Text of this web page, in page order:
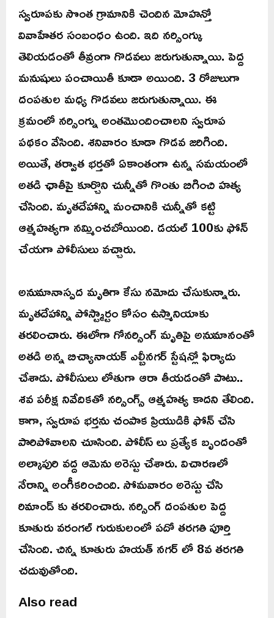
స్వరూపకు సొంత గ్రామానికి చెందిన మోహన్తో
వివాహేతర సంబంధం ఉంది. ఇది నర్సింగ్కు
తెలియడంతో తీవ్రంగా గొడవలు జరుగుతున్నాయి. పెద్ద
మనుషులు పంచాయితీ కూడా అయింది. 3 రోజులుగా
దంపతుల మధ్య గొడవలు జరుగుతున్నాయి. ఈ
క్రమంలో నర్సింగ్ను అంతమొందించాలని స్వరూప
పథకం వేసింది. శనివారం కూడా గొడవ జరిగింది.
అయితే, తర్వాత భర్తతో ఏకాంతంగా ఉన్న సమయంలో
అతడి ఛాతీపై కూర్చొని చున్నీతో గొంతు బిగించి హత్య
చేసింది. మృతదేహాన్ని మంచానికి చున్నీతో కట్టి
ఆత్మహత్యగా నమ్మించబోయింది. డయల్ 100కు ఫోన్
చేయగా పోలీసులు వచ్చారు.
అనుమానాస్పద మృతిగా కేసు నమోదు చేసుకున్నారు.
మృతదేహాన్ని పోస్ట్మార్టం కోసం ఉస్మానియాకు
తరలించారు. ఈలోగా గోనర్సింగ్ మృతిపై అనుమానంతో
అతడి అన్న బిచ్యానాయక్ ఎల్బీనగర్ స్టేషన్లో ఫిర్యాదు
చేశాడు. పోలీసులు లోతుగా ఆరా తీయడంతో పాటు..
శవ పరీక్ష నివేదికతో నర్సింగ్స్ ఆత్మహత్య కాదని తేలింది.
కాగా, స్వరూప భర్తను చంపాక ప్రియుడికి ఫోన్ చేసి
పారిపోవాలని చూసింది. పోలీస్ లు ప్రత్యేక బృందంతో
అల్కాపురి వద్ద ఆమెను అరెస్టు చేశారు. విచారణలో
నేరాన్ని అంగీకరించింది. సోమవారం అరెస్టు చేసి
రిమాండ్ కు తరలించారు. నర్సింగ్ దంపతుల పెద్ద
కూతురు వరంగల్ గురుకులంలో పదో తరగతి పూర్తి
చేసింది. చిన్న కూతురు హయత్ నగర్ లో 8వ తరగతి
చదువుతోంది.
Also read